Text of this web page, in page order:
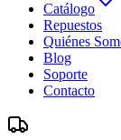
Catálogo
Repuestos
Quiénes
Blog
Soporte
Contacto